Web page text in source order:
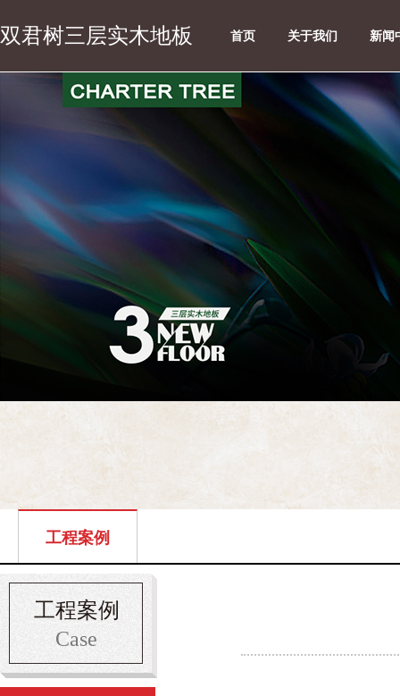
双君树三层实木地板 首页 关于我们 新闻
工程案例
工程案例
Case